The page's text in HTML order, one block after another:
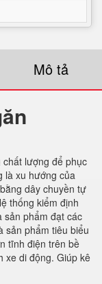
Mô tả
lượng để phục
là xu hướng của
dây chuyền tự
thống kiểm định
sản phẩm đạt các
sản phẩm tiêu biểu
tĩnh điện trên bề
xe di động. Giúp kê